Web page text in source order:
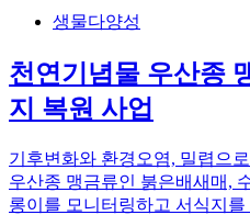
생물다양성
천연기념물 우산종
지 복원 사업
기후변화와 환경오염, 밀렵으
우산종 맹금류인 붉은배새매,
롱이를 모니터링하고 서식지를